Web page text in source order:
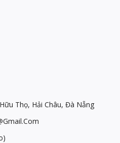
Thọ, Hải Châu, Đà Nẵng